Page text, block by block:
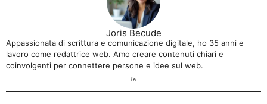
Joris Becude
Appassionata di scrittura e comunicazione digitale, ho 35 anni e
lavoro come redattrice web. Amo creare contenuti chiari e
coinvolgenti per connettere persone e idee sul web.